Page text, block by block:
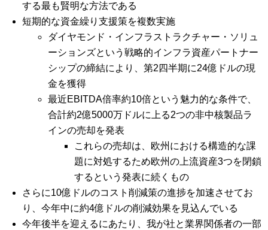
する最も賢明な方法である
短期的な資金繰り支援策を複数実施
ダイヤモンド・インフラストラクチャー・ソリュ
ーションズという戦略的インフラ資産パートナー
シップの締結により、第2四半期に24億ドルの現
金を獲得
最近EBITDA倍率約10倍という魅力的な条件で、
合計約2億5000万ドルに上る2つの非中核製品ラ
インの売却を発表
これらの売却は、欧州における構造的な課
題に対処するため欧州の上流資産3つを閉鎖
するという発表に続くもの
さらに10億ドルのコスト削減策の進捗を加速させてお
り、今年中に約4億ドルの削減効果を見込んでいる
今年後半を迎えるにあたり、我が社と業界関係者の一部